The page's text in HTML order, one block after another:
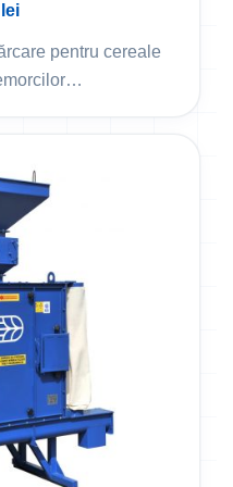
lei
pentru cereale